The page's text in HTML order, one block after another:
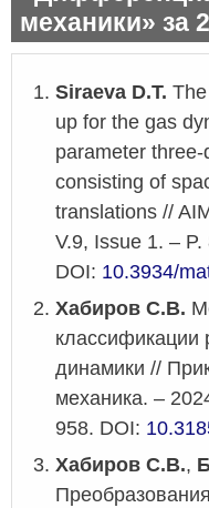
механики» за
Siraeva D.T.
up for the gas
parameter
consisting of
translations //
V.9, Issue 1. – P.
DOI: 10.3934/
Хабиров С.В.
классификации
динамики //
механика. –
958. DOI:
Хабиров С.В.,